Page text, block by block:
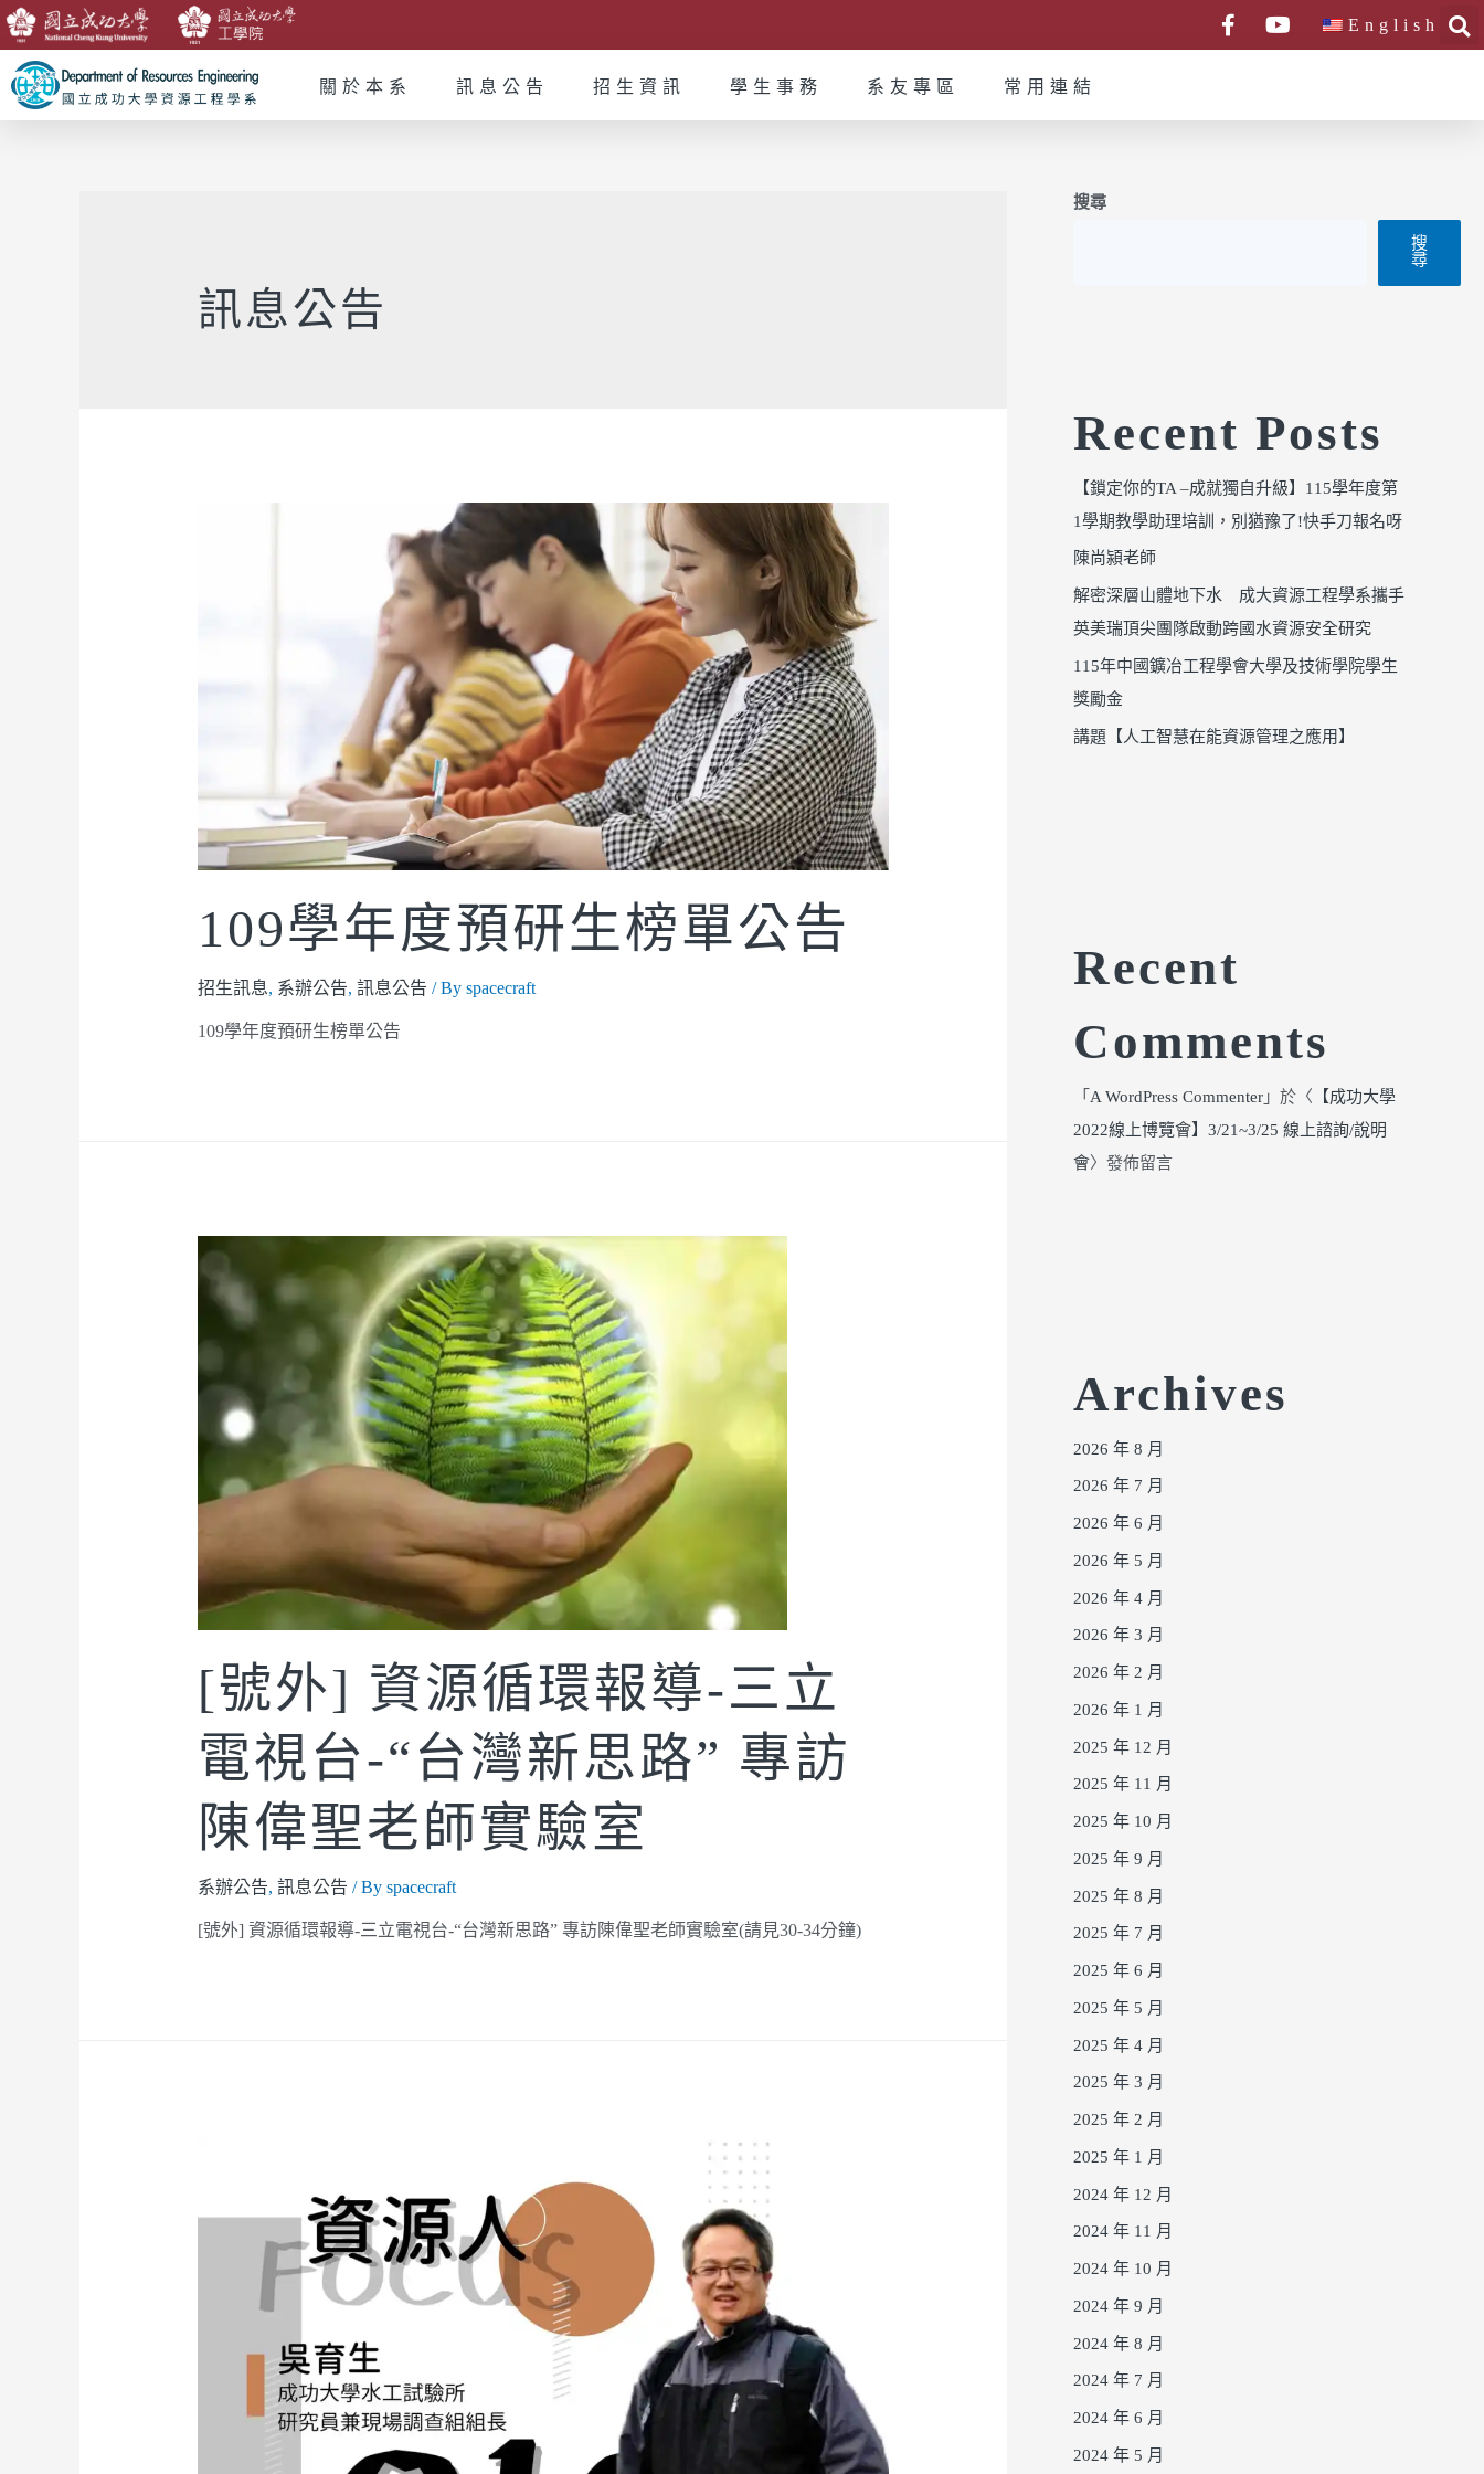
English
關於本系 訊息公告 招生資訊 學生事務 系友專區 常用連結
訊息公告
109學年度預研生榜單公告
招生訊息, 系辦公告, 訊息公告 / By spacecraft
109學年度預研生榜單公告
[號外] 資源循環報導-三立
電視台-“台灣新思路” 專訪
陳偉聖老師實驗室
系辦公告, 訊息公告 / By spacecraft
[號外] 資源循環報導-三立電視台-“台灣新思路” 專訪陳偉聖老師實驗室(請見30-34分鐘)
搜尋
搜
尋
Recent Posts
【鎖定你的TA –成就獨自升級】115學年度第
1學期教學助理培訓，別猶豫了!快手刀報名呀
陳尚潁老師
解密深層山體地下水 成大資源工程學系攜手
英美瑞頂尖團隊啟動跨國水資源安全研究
115年中國鑛冶工程學會大學及技術學院學生
獎勵金
講題【人工智慧在能資源管理之應用】
Recent
Comments
「 A WordPress Commenter 」於〈 【成功大學
2022線上博覽會】3/21~3/25 線上諮詢/說明
會〉發佈留言
Archives
2026 年 8 月
2026 年 7 月
2026 年 6 月
2026 年 5 月
2026 年 4 月
2026 年 3 月
2026 年 2 月
2026 年 1 月
2025 年 12 月
2025 年 11 月
2025 年 10 月
2025 年 9 月
2025 年 8 月
2025 年 7 月
2025 年 6 月
2025 年 5 月
2025 年 4 月
2025 年 3 月
2025 年 2 月
2025 年 1 月
2024 年 12 月
2024 年 11 月
2024 年 10 月
2024 年 9 月
2024 年 8 月
2024 年 7 月
2024 年 6 月
2024 年 5 月